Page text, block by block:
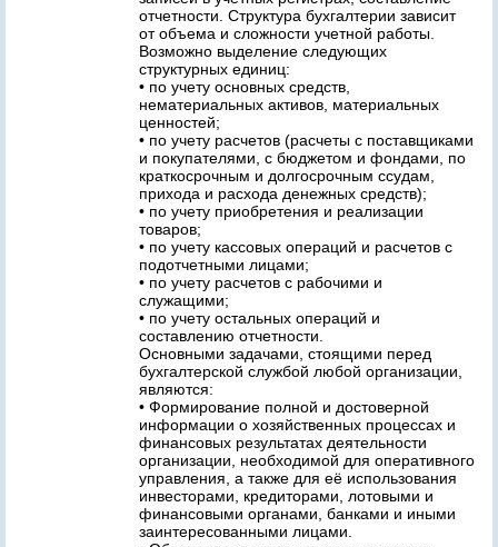
отчетности. Структура бухгалтерии зависит
от объема и сложности учетной работы.
Возможно выделение следующих
структурных единиц:
• по учету основных средств,
нематериальных активов, материальных
ценностей;
• по учету расчетов (расчеты с поставщиками
и покупателями, с бюджетом и фондами, по
краткосрочным и долгосрочным ссудам,
прихода и расхода денежных средств);
• по учету приобретения и реализации
товаров;
• по учету кассовых операций и расчетов с
подотчетными лицами;
• по учету расчетов с рабочими и
служащими;
• по учету остальных операций и
составлению отчетности.
Основными задачами, стоящими перед
бухгалтерской службой любой организации,
являются:
• Формирование полной и достоверной
информации о хозяйственных процессах и
финансовых результатах деятельности
организации, необходимой для оперативного
управления, а также для её использования
инвесторами, кредиторами, лотовыми и
финансовыми органами, банками и иными
заинтересованными лицами.